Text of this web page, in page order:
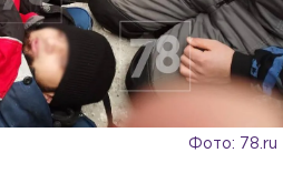
Фото: 78.ru